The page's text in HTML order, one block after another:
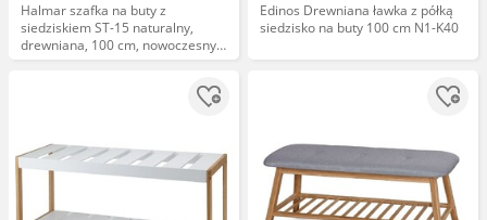
Halmar szafka na buty z
siedziskiem ST-15 naturalny,
drewniana, 100 cm, nowoczesny
design
Edinos Drewniana ławka z półką
siedzisko na buty 100 cm N1-K40